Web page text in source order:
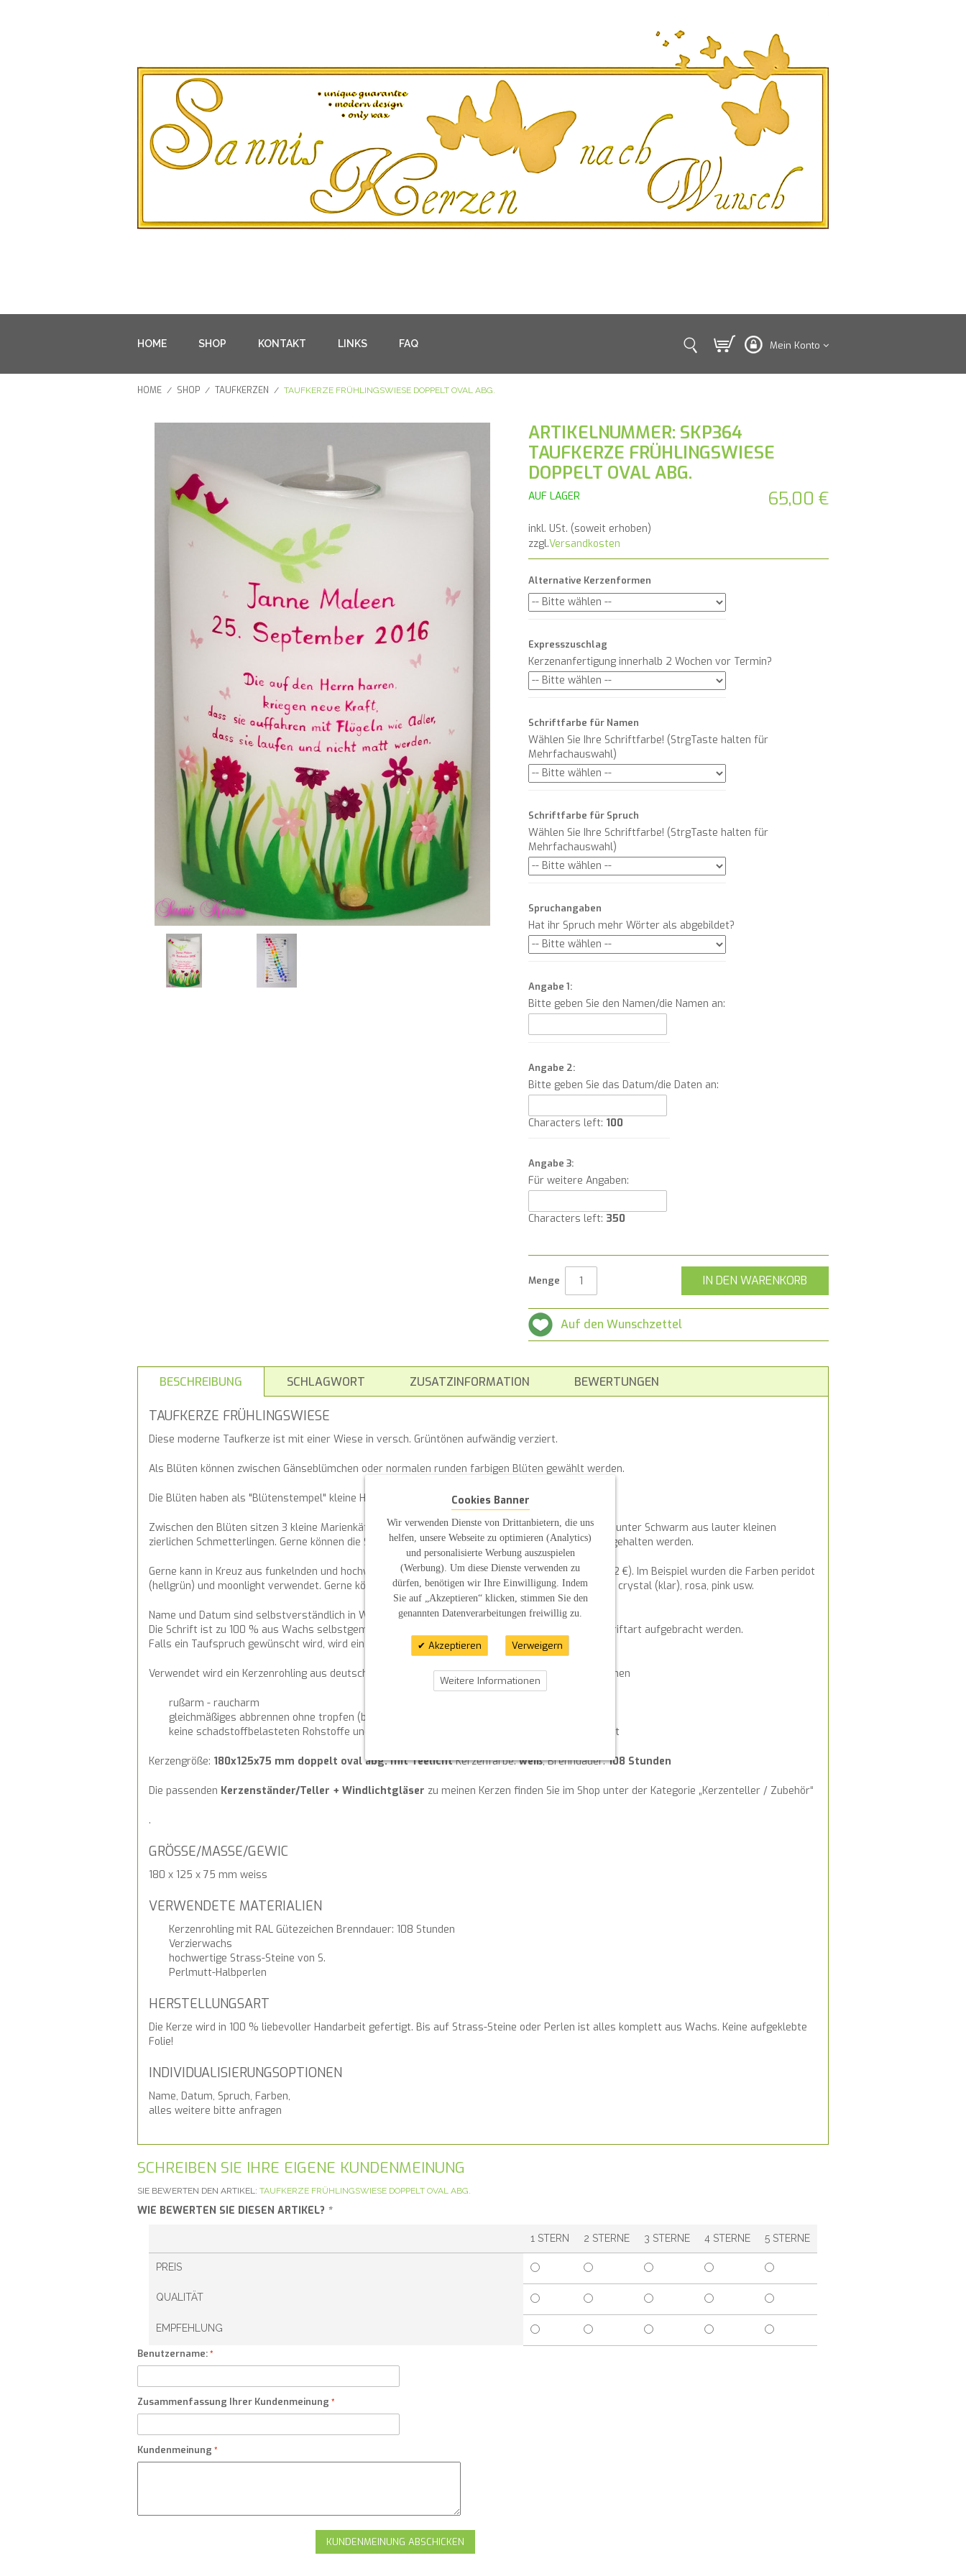
Mein Konto
HOME SHOP KONTAKT LINKS FAQ
HOME / SHOP / TAUFKERZEN / TAUFKERZE FRÜHLINGSWIESE DOPPELT OVAL ABG.
ARTIKELNUMMER: SKP364
TAUFKERZE FRÜHLINGSWIESE
DOPPELT OVAL ABG.
65,00 €
AUF LAGER
inkl. USt. (soweit erhoben)
zzgl.Versandkosten
Alternative Kerzenformen
Expresszuschlag
Kerzenanfertigung innerhalb 2 Wochen vor Termin?
Schriftfarbe für Namen
Wählen Sie Ihre Schriftfarbe! (StrgTaste halten für
Mehrfachauswahl)
Schriftfarbe für Spruch
Wählen Sie Ihre Schriftfarbe! (StrgTaste halten für
Mehrfachauswahl)
Spruchangaben
Hat ihr Spruch mehr Wörter als abgebildet?
Angabe 1:
Bitte geben Sie den Namen/die Namen an:
Angabe 2:
Bitte geben Sie das Datum/die Daten an:
Characters left: 100
Angabe 3:
Für weitere Angaben:
Characters left: 350
Menge IN DEN WARENKORB
Auf den Wunschzettel
BESCHREIBUNG SCHLAGWORT ZUSATZINFORMATION BEWERTUNGEN
TAUFKERZE FRÜHLINGSWIESE
Diese moderne Taufkerze ist mit einer Wiese in versch. Grüntönen aufwändig verziert.
Als Blüten können zwischen Gänseblümchen oder normalen runden farbigen Blüten gewählt werden.
Die Blüten haben als "Blütenstempel" kleine Halbperlen in der Mitte
Zwischen den Blüten sitzen 3 kleine Marienkäfer, sowie unten eine Schnecke. Nach oben fliegt ein bunter Schwarm aus lauter kleinen
zierlichen Schmetterlingen. Gerne können die Schmetterlinge aber auch nur in einer Wunschfarbe gehalten werden.
Gerne kann in Kreuz aus funkelnden und hochwertigen Glas-Strass-Steinen angebracht werden (+ 2 €). Im Beispiel wurden die Farben peridot
(hellgrün) und moonlight verwendet. Gerne können auch andere Farben verwendet werden wie z.B. crystal (klar), rosa, pink usw.
Name und Datum sind selbstverständlich in Wunschfarbe im Preis enthalten.
Die Schrift ist zu 100 % aus Wachs selbstgemacht und kann in einer schönen geschwungenen Schriftart aufgebracht werden.
Falls ein Taufspruch gewünscht wird, wird ein Aufpreis berechnet.
Verwendet wird ein Kerzenrohling aus deutschem DEKRA-geprüftem Fachbetrieb mit RAL Gütezeichen
rußarm - raucharm
gleichmäßiges abbrennen ohne tropfen (bei richtigem Umgang)
keine schadstoffbelasteten Rohstoffe und somit hohe Gesundheits- und umweltverträglichkeit
Kerzengröße: 180x125x75 mm doppelt oval abg. mit TeelichtKerzenfarbe:weiß, Brenndauer:108 Stunden
Die passenden Kerzenständer/Teller + Windlichtgläser zu meinen Kerzen finden Sie im Shop unter der Kategorie „Kerzenteller / Zubehör“
.
GRÖSSE/MASSE/GEWIC
180 x 125 x 75 mm weiss
VERWENDETE MATERIALIEN
Kerzenrohling mit RAL Gütezeichen Brenndauer: 108 Stunden
Verzierwachs
hochwertige Strass-Steine von S.
Perlmutt-Halbperlen
HERSTELLUNGSART
Die Kerze wird in 100 % liebevoller Handarbeit gefertigt. Bis auf Strass-Steine oder Perlen ist alles komplett aus Wachs. Keine aufgeklebte
Folie!
INDIVIDUALISIERUNGSOPTIONEN
Name, Datum, Spruch, Farben,
alles weitere bitte anfragen
SCHREIBEN SIE IHRE EIGENE KUNDENMEINUNG
SIE BEWERTEN DEN ARTIKEL: TAUFKERZE FRÜHLINGSWIESE DOPPELT OVAL ABG.
WIE BEWERTEN SIE DIESEN ARTIKEL? *
1 STERN 2 STERNE 3 STERNE 4 STERNE 5 STERNE
PREIS
QUALITÄT
EMPFEHLUNG
Benutzername:
Zusammenfassung Ihrer Kundenmeinung
Kundenmeinung
KUNDENMEINUNG ABSCHICKEN
Cookies Banner
Wir verwenden Dienste von Drittanbietern, die uns
helfen, unsere Webseite zu optimieren (Analytics)
und personalisierte Werbung auszuspielen
(Werbung). Um diese Dienste verwenden zu
dürfen, benötigen wir Ihre Einwilligung. Indem
Sie auf „Akzeptieren“ klicken, stimmen Sie den
genannten Datenverarbeitungen freiwillig zu.
Akzeptieren Verweigern
Weitere Informationen